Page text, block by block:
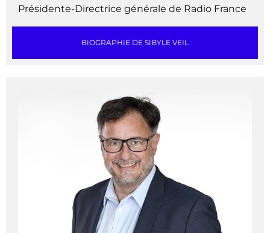
Présidente-Directrice générale de Radio France
BIOGRAPHIE DE SIBYLE VEIL